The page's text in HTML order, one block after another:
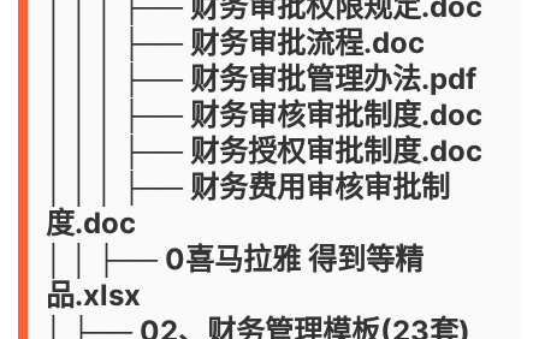
│ │ │ ├── 财务审批流程.doc
│ │ │ ├── 财务审批管理办法.pdf
│ │ │ ├── 财务审核审批制度.doc
│ │ │ ├── 财务授权审批制度.doc
│ │ │ ├── 财务费用审核审批制
度.doc
│ │ ├── 0喜马拉雅 得到等精
品.xlsx
│ ├── 02、财务管理模板(23套)